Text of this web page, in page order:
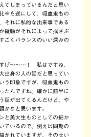
てしまっているんだと思い
率を逆にして、吸血鬼もの
それに私的な出来事である
縦軸がそれによって揺さぶ
ごくバランスのいい深みの
げ～～…！ 私はですね、
出身の人の話だと思ってい
う印象ですが、吸血鬼もの
たんですね。確かに前半に
話が出てくるんだけど、や
かなと思います。
と美大生ものとしての細か
ているので、例えば同期の
かれていますが、そのせい